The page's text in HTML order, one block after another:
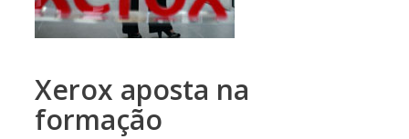
Xerox aposta na
formação